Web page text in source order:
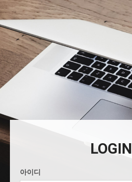
LOGIN
아이디